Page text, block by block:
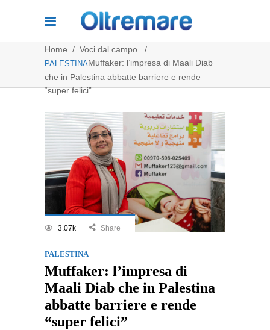
Home / Voci dal campo /
PALESTINAMuffaker: l’impresa di Maali Diab
che in Palestina abbatte barriere e rende
“super felici”
3.07k Share
PALESTINA
Muffaker: l’impresa di
Maali Diab che in Palestina
abbatte barriere e rende
“super felici”